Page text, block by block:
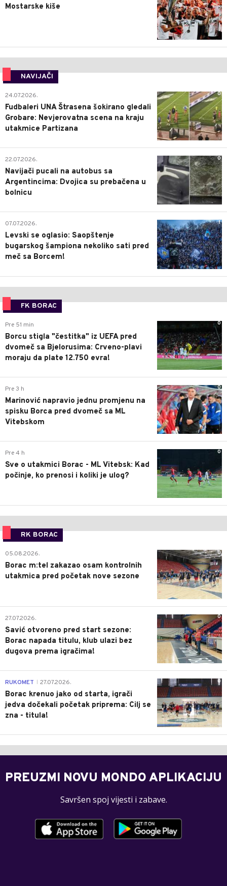
Mostarske kiše
NAVIJAČI
0
24.07.2026.
Fudbaleri UNA Štrasena šokirano gledali
Grobare: Nevjerovatna scena na kraju
utakmice Partizana
0
22.07.2026.
Navijači pucali na autobus sa
Argentincima: Dvojica su prebačena u
bolnicu
1
07.07.2026.
Levski se oglasio: Saopštenje
bugarskog šampiona nekoliko sati pred
meč sa Borcem!
FK BORAC
0
Pre 51 min
Borcu stigla "čestitka" iz UEFA pred
dvomeč sa Bjelorusima: Crveno-plavi
moraju da plate 12.750 evra!
0
Pre 3 h
Marinović napravio jednu promjenu na
spisku Borca pred dvomeč sa ML
Vitebskom
0
Pre 4 h
Sve o utakmici Borac - ML Vitebsk: Kad
počinje, ko prenosi i koliki je ulog?
RK BORAC
0
05.08.2026.
Borac m:tel zakazao osam kontrolnih
utakmica pred početak nove sezone
0
27.07.2026.
Savić otvoreno pred start sezone:
Borac napada titulu, klub ulazi bez
dugova prema igračima!
0
RUKOMET 27.07.2026.
Borac krenuo jako od starta, igrači
jedva dočekali početak priprema: Cilj se
zna - titula!
PREUZMI NOVU MONDO APLIKACIJU
Savršen spoj vijesti i zabave.